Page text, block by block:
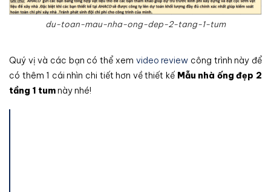
du-toan-mau-nha-ong-dep-2-tang-1-tum
Quý vị và các bạn có thể xem video review công trình này để
có thêm 1 cái nhìn chi tiết hơn về thiết kế Mẫu nhà ống đẹp 2
tầng 1 tumnày nhé!